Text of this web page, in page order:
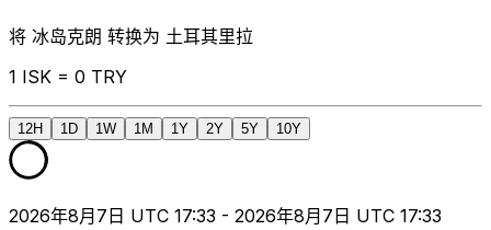
将 冰岛克朗 转换为 土耳其里拉
1 ISK = 0 TRY
12H 1D 1W 1M 1Y 2Y 5Y 10Y
2026年8月7日 UTC 17:33 - 2026年8月7日 UTC 17:33